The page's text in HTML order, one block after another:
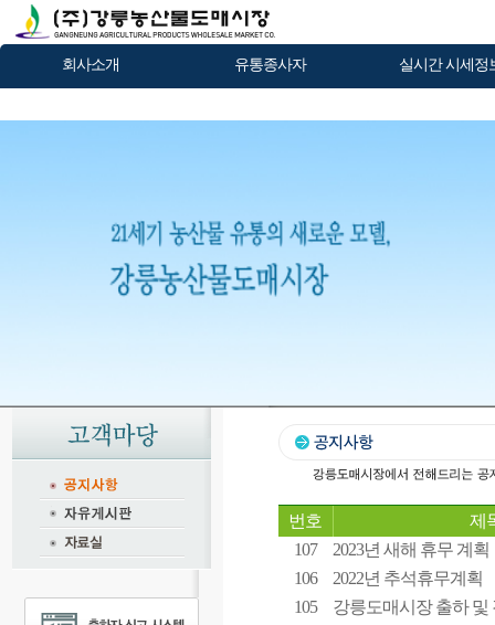
회사소개 유통종사자 실시간 시세정
번호
제
107
2023년 새해 휴무 계획
106
2022년 추석휴무계획
105
강릉도매시장 출하 및